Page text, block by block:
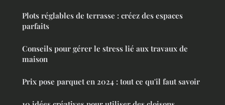
Plots réglables de terrasse : créez des espaces
parfaits
Conseils pour gérer le stress lié aux travaux de
maison
Prix pose parquet en 2024 : tout ce qu'il faut savoir